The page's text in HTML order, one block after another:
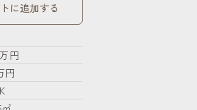
に追加する
円
円